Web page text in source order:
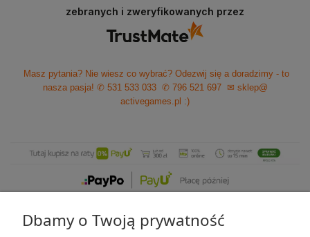
zebranych i zweryfikowanych przez
Masz pytania? Nie wiesz co wybrać? Odezwij się a doradzimy - to
nasza pasja! ✆ 531 533 033 ✆ 796 521 697
✉ sklep@
activegames.pl :)
Dbamy o Twoją prywatność